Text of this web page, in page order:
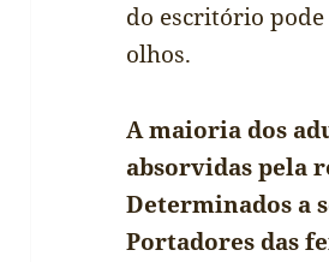
do escritório
olhos.
A maioria dos
absorvidas pela
Determinados a
Portadores das